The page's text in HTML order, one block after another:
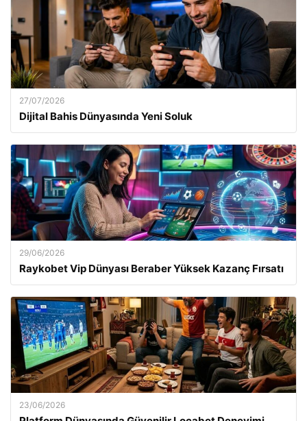
27/07/2026
Dijital Bahis Dünyasında Yeni Soluk
29/06/2026
Raykobet Vip Dünyası Beraber Yüksek Kazanç Fırsatı
23/06/2026